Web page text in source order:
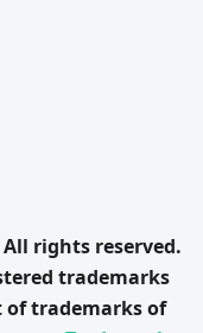
rights reserved.
trademarks
of trademarks of